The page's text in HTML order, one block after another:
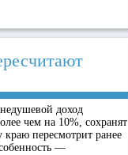
доход
чем на 10%, сохранят
пересмотрит ранее
—